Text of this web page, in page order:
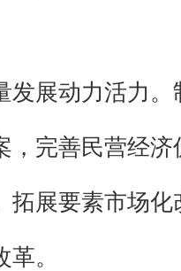
展动力活力
完善民营经
展要素市场
。